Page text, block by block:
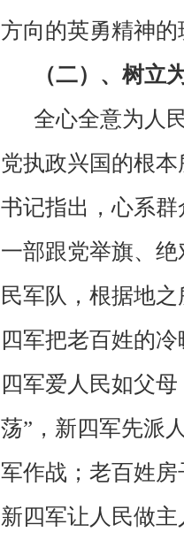
方向的英勇精神的
（二）、树立
全心全意为人
党执政兴国的根
书记指出，心系
一部跟党举旗、
民军队，根据地
四军把老百姓的
四军爱人民如父
荡”，新四军先派
军作战；老百姓
新四军让人民做